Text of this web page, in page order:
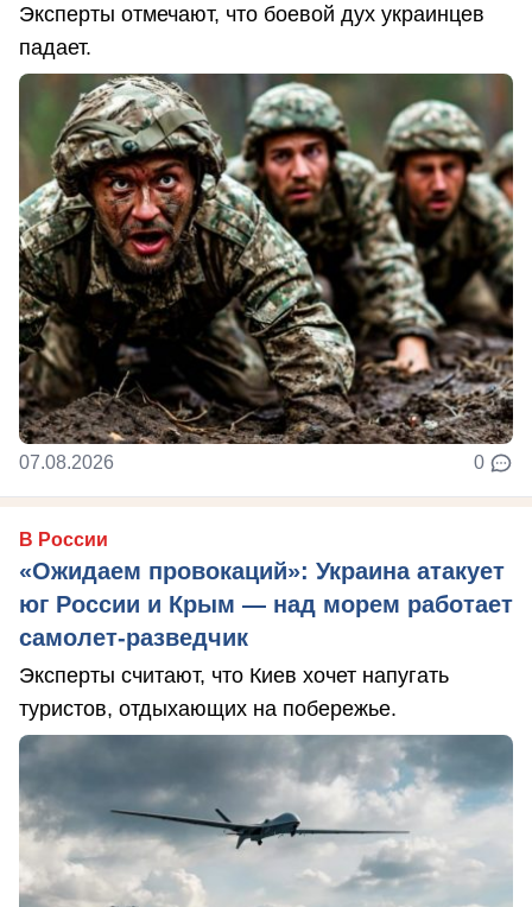
Эксперты отмечают, что боевой дух украинцев
падает.
07.08.2026 0
В России
«Ожидаем провокаций»: Украина атакует
юг России и Крым — над морем работает
самолет-разведчик
Эксперты считают, что Киев хочет напугать
туристов, отдыхающих на побережье.